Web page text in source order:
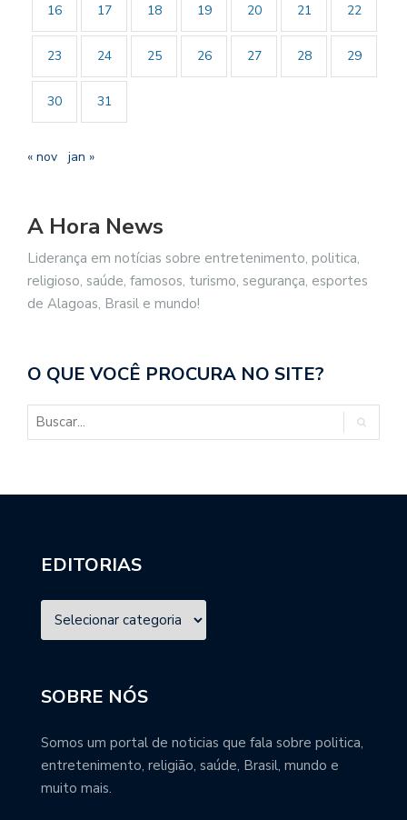
16 17 18 19 20 21 22
23 24 25 26 27 28 29
30 31
« nov jan »
A Hora News
Liderança em notícias sobre entretenimento, politica,
religioso, saúde, famosos, turismo, segurança, esportes
de Alagoas, Brasil e mundo!
O QUE VOCÊ PROCURA NO SITE?
EDITORIAS
SOBRE NÓS
Somos um portal de noticias que fala sobre politica,
entretenimento, religião, saúde, Brasil, mundo e
muito mais.